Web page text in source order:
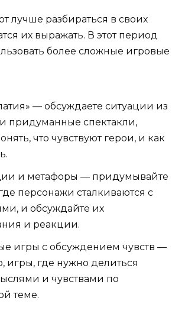
лучше разбираться в своих
их выражать. В этот период
более сложные игровые
— обсуждаете ситуации из
придуманные спектакли,
что чувствуют герои, и как
и метафоры — придумывайте
персонажи сталкиваются с
и обсуждайте их
и реакции.
игры с обсуждением чувств —
игры, где нужно делиться
и чувствами по
теме.